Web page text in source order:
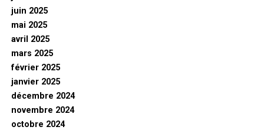
juin 2025
mai 2025
avril 2025
mars 2025
février 2025
janvier 2025
décembre 2024
novembre 2024
octobre 2024